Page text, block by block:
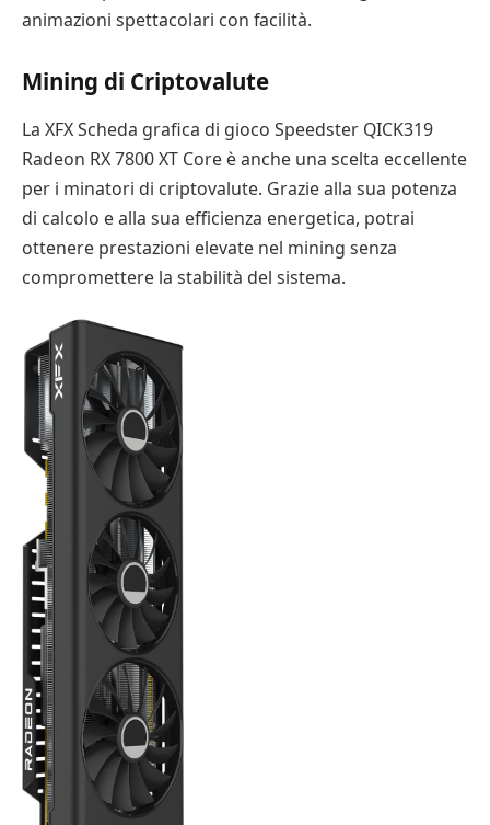
animazioni spettacolari con facilità.
Mining di Criptovalute
La XFX Scheda grafica di gioco Speedster QICK319
Radeon RX 7800 XT Core è anche una scelta eccellente
per i minatori di criptovalute. Grazie alla sua potenza
di calcolo e alla sua efficienza energetica, potrai
ottenere prestazioni elevate nel mining senza
compromettere la stabilità del sistema.